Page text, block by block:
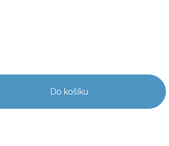
Do košíku